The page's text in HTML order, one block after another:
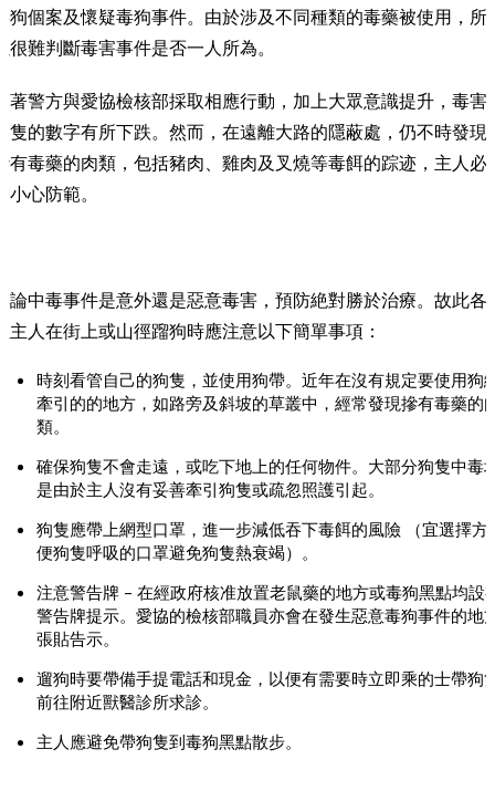
狗個案及懷疑毒狗事件。由於涉及不同種類的毒藥被使用，所
很難判斷毒害事件是否一人所為。
著警方與愛協檢核部採取相應行動，加上大眾意識提升，毒害
隻的數字有所下跌。然而，在遠離大路的隱蔽處，仍不時發現
有毒藥的肉類，包括豬肉、雞肉及叉燒等毒餌的踪迹，主人必
小心防範。
論中毒事件是意外還是惡意毒害，預防絶對勝於治療。故此各
主人在街上或山徑蹓狗時應注意以下簡單事項：
時刻看管自己的狗隻，並使用狗帶。近年在沒有規定要使用狗
牽引的的地方，如路旁及斜坡的草叢中，經常發現摻有毒藥的
類。
確保狗隻不會走遠，或吃下地上的任何物件。大部分狗隻中毒
是由於主人沒有妥善牽引狗隻或疏忽照護引起。
狗隻應帶上網型口罩，進一步減低吞下毒餌的風險 （宜選擇方
便狗隻呼吸的口罩避免狗隻熱衰竭）。
注意警告牌 – 在經政府核准放置老鼠藥的地方或毒狗黑點均設
警告牌提示。愛協的檢核部職員亦會在發生惡意毒狗事件的地
張貼告示。
遛狗時要帶備手提電話和現金，以便有需要時立即乘的士帶狗
前往附近獸醫診所求診。
主人應避免帶狗隻到毒狗黑點散步。